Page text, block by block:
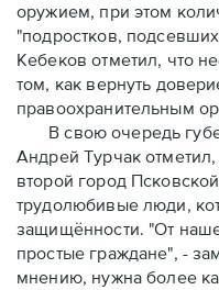
оружием, при этом
"подростков,
Кебеков отметил, что
том, как вернуть
правоохранительным
В свою очередь
Андрей Турчак
второй город
трудолюбивые люди,
защищённости. "От
простые граждане", -
мнению, нужна более